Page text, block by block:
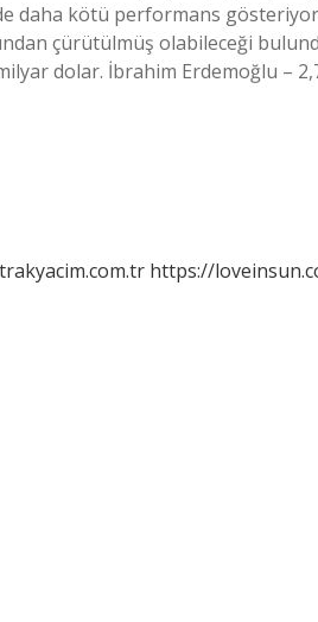
daha kötü performans
çürütülmüş olabileceği
dolar. İbrahim Erdemoğlu –
https://